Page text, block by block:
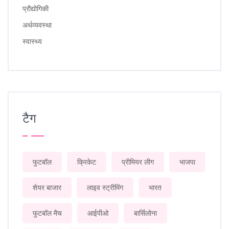
प्रौद्योगिकी
अर्थव्यवस्था
स्वास्थ्य
टैग
फुटबॉल क्रिकेट प्रीमियर लीग भाजपा
शेयर बाजार लाइव स्ट्रीमिंग भारत
फुटबॉल मैच आईपीओ बार्सिलोना